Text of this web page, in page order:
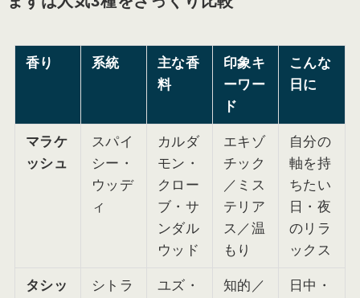
香り 系統
主な香
料
印象キ
ーワー
ド
こんな
日に
マラケ
ッシュ
スパイ
シー・
ウッデ
ィ
カルダ
モン・
クロー
ブ・サ
ンダル
ウッド
エキゾ
チック
／ミス
テリア
ス／温
もり
自分の
軸を持
ちたい
日・夜
のリラ
ックス
タシッ
シトラ
ユズ・
知的／
日中・